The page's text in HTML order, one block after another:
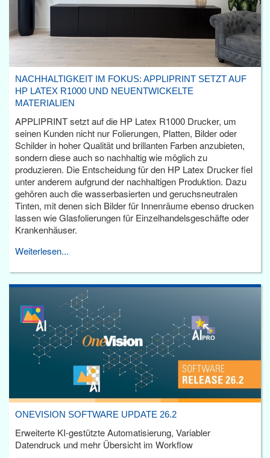
NACHHALTIGKEIT IM FOKUS: APPLIPRINT SETZT AUF
HP LATEX R1000 UND NEUENTWICKELTE
MATERIALIEN
APPLIPRINT setzt auf die HP Latex R1000 Drucker, um
seinen Kunden nicht nur Folierungen, Platten, Bilder oder
Schilder in hoher Qualität und brillanten Farben anzubieten,
sondern diese auch so nachhaltig wie möglich zu
produzieren. Die Entscheidung für den HP Latex Drucker fiel
unter anderem aufgrund der nachhaltigen Produktion. Dazu
gehören auch die wasserbasierten und geruchsneutralen
Tinten, mit denen sich Bilder für Innenräume ebenso drucken
lassen wie Glasfolierungen für Einzelhandelsgeschäfte oder
Krankenhäuser.
Weiterlesen...
ONEVISION SOFTWARE UPDATE 26.2
Erweiterte KI-gestützte Automatisierung, Variabler
Datendruck und mehr Übersicht im Workflow